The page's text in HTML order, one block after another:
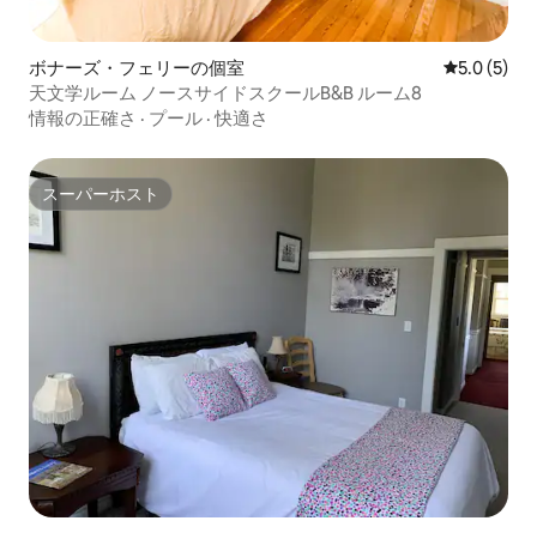
ボナーズ・フェリーの個室 レビュー5
5.0 (5)
天文学ルーム ノースサイドスクールB&B ルーム8
情報の正確さ · プール ·快適さ
スーパーホスト
スーパーホスト